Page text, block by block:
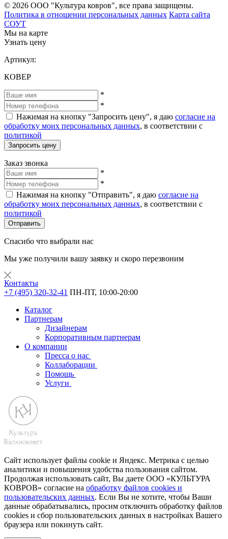
© 2026 ООО "Культура ковров", все права защищены.
Политика в отношении персональных данных Карта сайта
СОУТ
Мы на карте
Узнать цену
Артикул:
КОВЕР
*
*
Нажимая на кнопку "Запросить цену", я даю согласие на
обработку моих персональных данных, в соответствии с
политикой
Запросить цену
Заказ звонка
*
*
Нажимая на кнопку "Отправить", я даю согласие на
обработку моих персональных данных, в соответствии с
политикой
Отправить
Спасибо что выбрали нас
Мы уже получили вашу заявку и скоро перезвоним
Контакты
+7 (495) 320-32-41 ПН-ПТ, 10:00-20:00
Каталог
Партнерам
Дизайнерам
Корпоративным партнерам
О компании
Пресса о нас
Коллаборации
Помощь
Услуги
Сайт использует файлы cookie и Яндекс. Метрика с целью
аналитики и повышения удобства пользования сайтом.
Продолжая использовать сайт, Вы даете ООО «КУЛЬТУРА
КОВРОВ» согласие на обработку файлов cookies и
пользовательских данных. Если Вы не хотите, чтобы Ваши
данные обрабатывались, просим отключить обработку файлов
cookies и сбор пользовательских данных в настройках Вашего
браузера или покинуть сайт.